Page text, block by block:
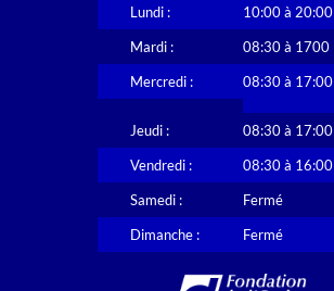
Lundi :
10:00 à 20:00
Mardi :
08:30 à 1700
Mercredi :
08:30 à 17:00
Jeudi :
08:30 à 17:00
Vendredi :
08:30 à 16:00
Samedi :
Fermé
Dimanche :
Fermé